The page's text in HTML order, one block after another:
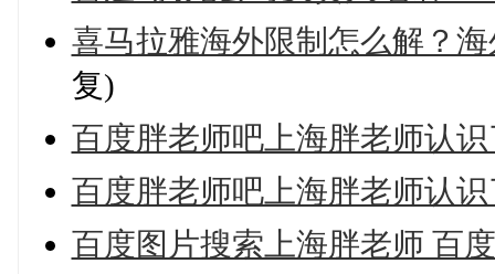
喜马拉雅海外限制怎么解？
复)
百度胖老师吧上海胖老师认
百度胖老师吧上海胖老师认
百度图片搜索上海胖老师 百